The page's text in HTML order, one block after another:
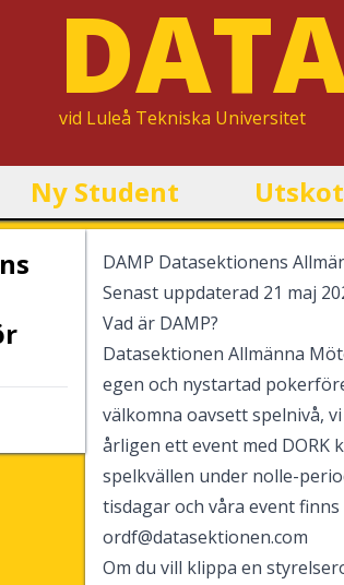
vid Luleå Tekniska Universitet
Ny Student
DAMP Datasektionens
Senast uppdaterad 21 maj
Vad är DAMP?
Datasektionen Allmänna
egen och nystartad
välkomna oavsett spelnivå,
årligen ett event med DORK
spelkvällen under nolle-
tisdagar och våra event
ordf@datasektionen.com
Om du vill klippa en